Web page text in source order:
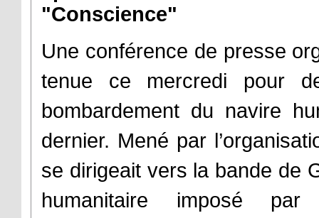
"Conscience"
Une conférence de presse
tenue ce mercredi pour
bombardement du navire
dernier. Mené par
se dirigeait vers la bande de
humanitaire imposé